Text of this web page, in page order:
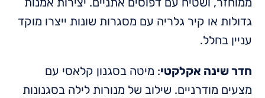
גדולות או קיר גלריה עם מסגרות שונות ייצרו מוקד
עניין בחלל.
חדר שינה אקלקטי: מיטה בסגנון קלאסי עם
מצעים מודרניים. שילוב של מנורות לילה בסגנונות